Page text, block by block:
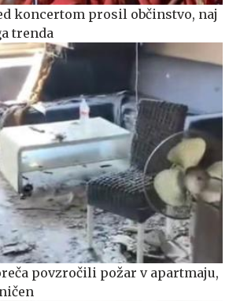
koncertom prosil občinstvo, naj
trenda
povzročili požar v apartmaju,